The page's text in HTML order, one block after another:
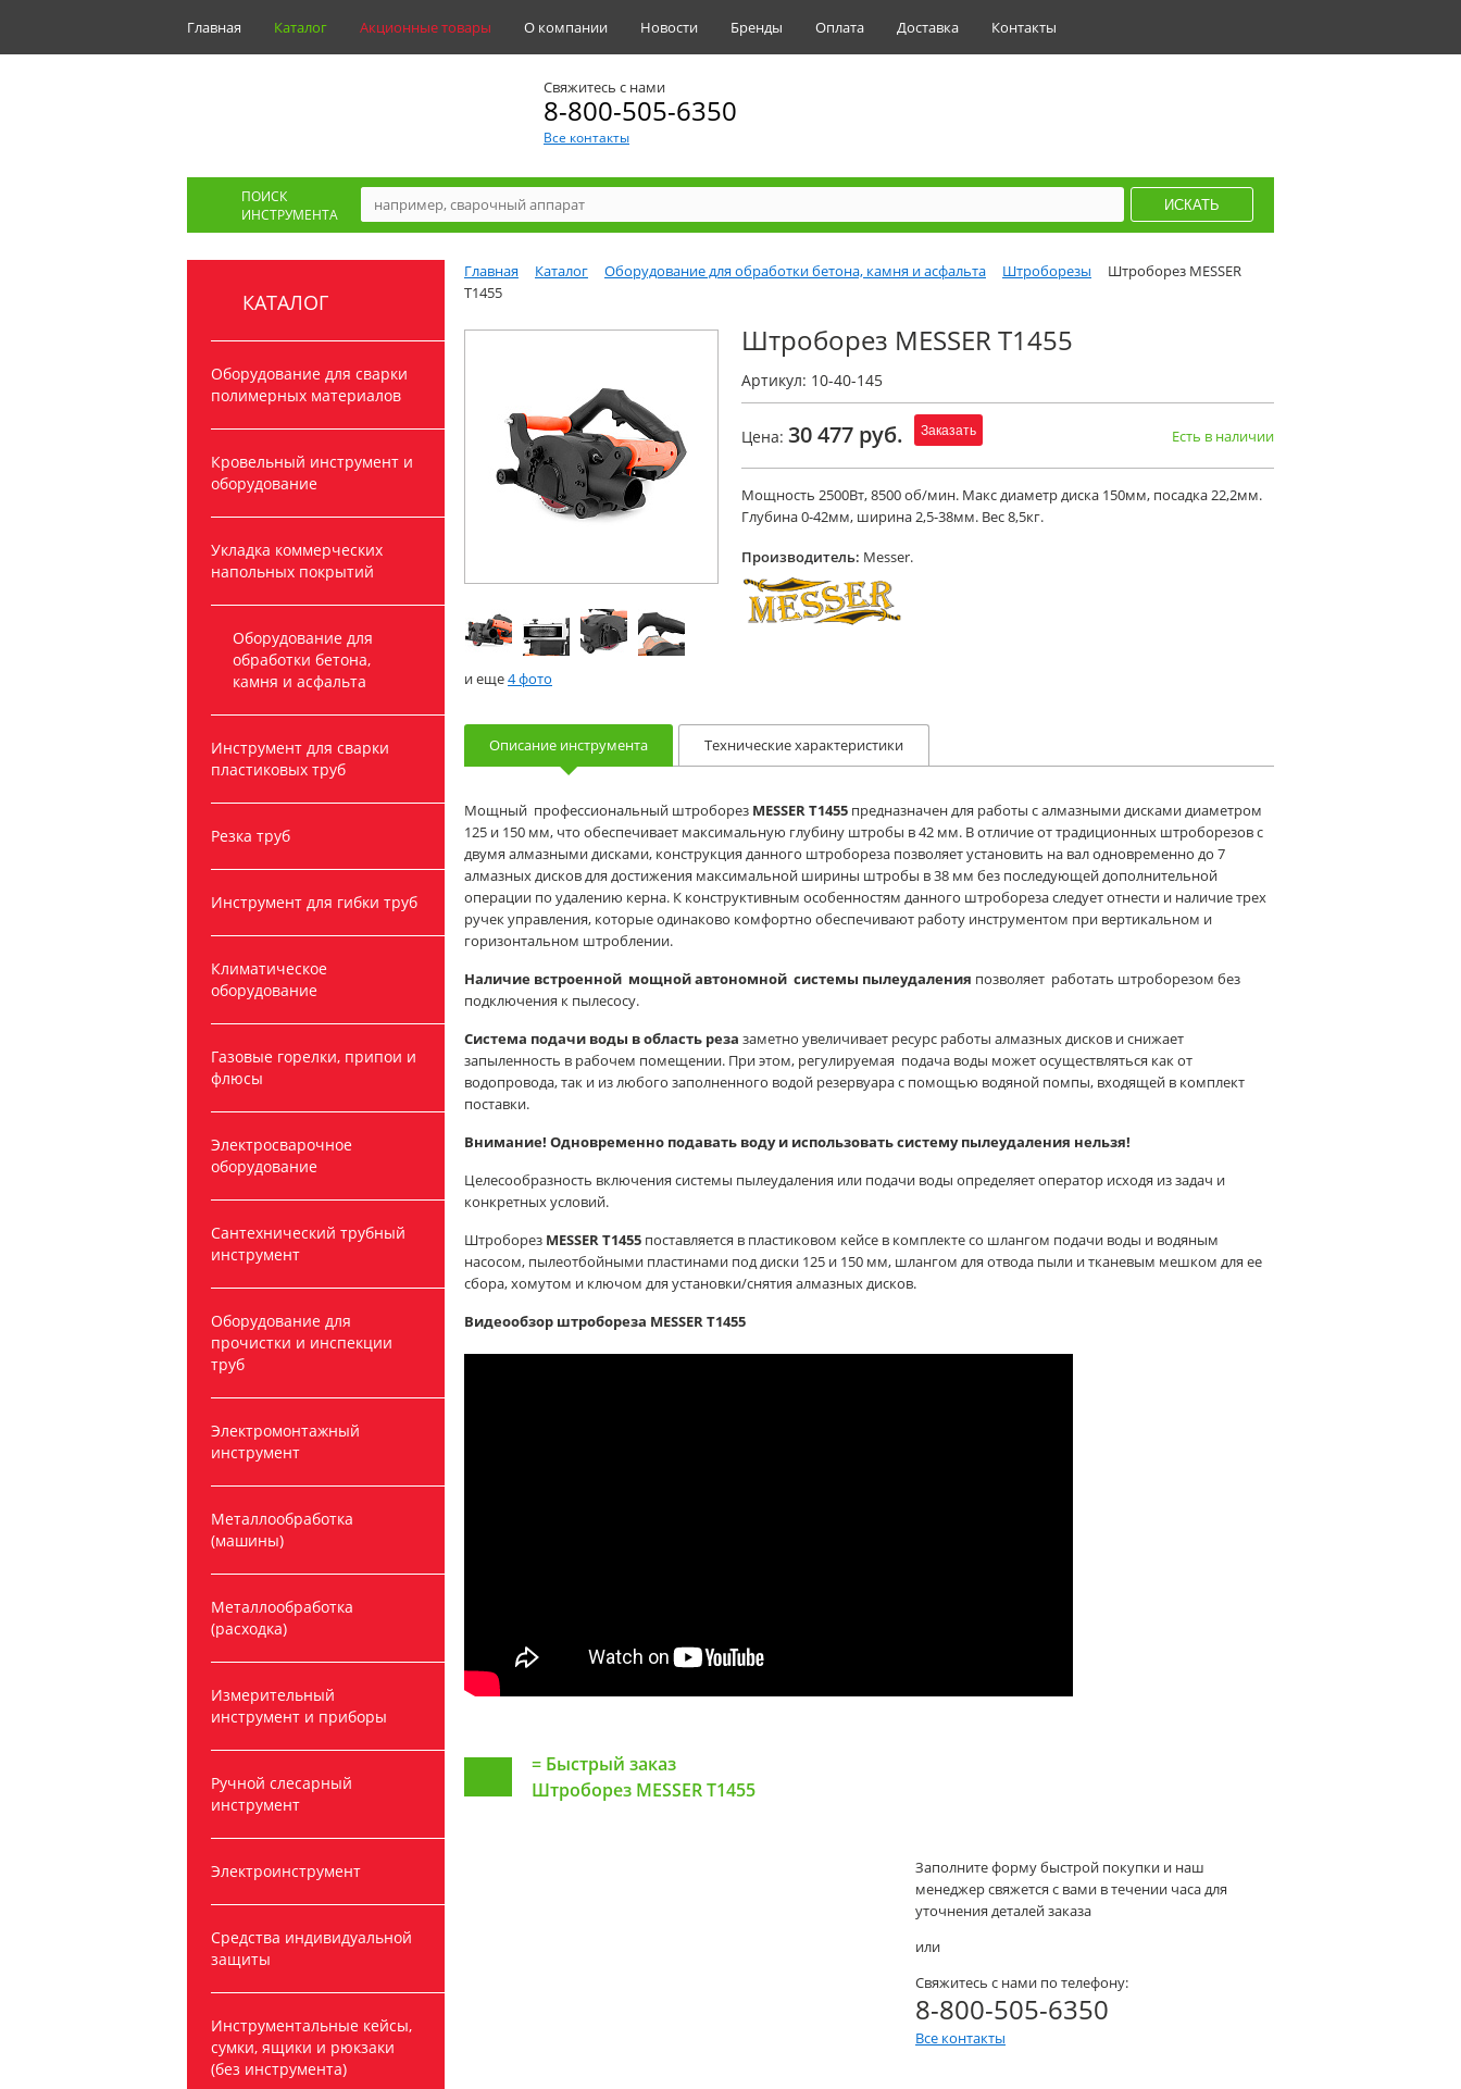
Главная Каталог Акционные товары О компании Новости Бренды Оплата Доставка Контакты
Свяжитесь с нами
8-800-505-6350
Все контакты
ПОИСК
ИНСТРУМЕНТА
КАТАЛОГ
Оборудование для сварки
полимерных материалов
Кровельный инструмент и
оборудование
Укладка коммерческих
напольных покрытий
Оборудование для
обработки бетона,
камня и асфальта
Инструмент для сварки
пластиковых труб
Резка труб
Инструмент для гибки труб
Климатическое
оборудование
Газовые горелки, припои и
флюсы
Электросварочное
оборудование
Сантехнический трубный
инструмент
Оборудование для
прочистки и инспекции
труб
Электромонтажный
инструмент
Металлообработка
(машины)
Металлообработка
(расходка)
Измерительный
инструмент и приборы
Ручной слесарный
инструмент
Электроинструмент
Средства индивидуальной
защиты
Инструментальные кейсы,
сумки, ящики и рюкзаки
(без инструмента)
Главная Каталог Оборудование для обработки бетона, камня и асфальта Штроборезы
Штроборез MESSER
T1455
и еще4 фото
Штроборез MESSER T1455
Артикул: 10-40-145
Цена: 30 477 руб. Заказать Есть в наличии
Мощность 2500Вт, 8500 об/мин. Макс диаметр диска 150мм, посадка 22,2мм.
Глубина 0-42мм, ширина 2,5-38мм. Вес 8,5кг.
Производитель: Messer.
Описание инструмента Технические характеристики
Мощный профессиональный штроборез MESSER T1455 предназначен для работы с алмазными дисками диаметром
125 и 150 мм, что обеспечивает максимальную глубину штробы в 42 мм. В отличие от традиционных штроборезов с
двумя алмазными дисками, конструкция данного штробореза позволяет установить на вал одновременно до 7
алмазных дисков для достижения максимальной ширины штробы в 38 мм без последующей дополнительной
операции по удалению керна. К конструктивным особенностям данного штробореза следует отнести и наличие трех
ручек управления, которые одинаково комфортно обеспечивают работу инструментом при вертикальном и
горизонтальном штроблении.
Наличие встроенной мощной автономной системы пылеудаления позволяет работать штроборезом без
подключения к пылесосу.
Система подачи воды в область реза заметно увеличивает ресурс работы алмазных дисков и снижает
запыленность в рабочем помещении. При этом, регулируемая подача воды может осуществляться как от
водопровода, так и из любого заполненного водой резервуара с помощью водяной помпы, входящей в комплект
поставки.
Внимание! Одновременно подавать воду и использовать систему пылеудаления нельзя!
Целесообразность включения системы пылеудаления или подачи воды определяет оператор исходя из задач и
конкретных условий.
Штроборез MESSER T1455 поставляется в пластиковом кейсе в комплекте со шлангом подачи воды и водяным
насосом, пылеотбойными пластинами под диски 125 и 150 мм, шлангом для отвода пыли и тканевым мешком для ее
сбора, хомутом и ключом для установки/снятия алмазных дисков.
Видеообзор штробореза MESSER T1455
= Быстрый заказ
Штроборез MESSER T1455
Заполните форму быстрой покупки и наш
менеджер свяжется с вами в течении часа для
уточнения деталей заказа
или
Свяжитесь с нами по телефону:
8-800-505-6350
Все контакты